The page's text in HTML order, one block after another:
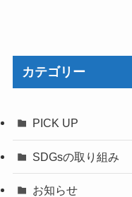
カテゴリー
PICK UP
SDGsの取り組み
お知らせ